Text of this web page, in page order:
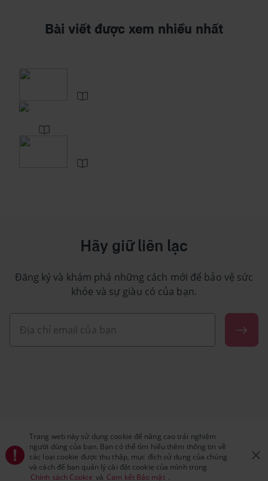
Bài viết được xem nhiều nhất
Hãy giữ liên lạc
Đăng ký và khám phá những cách mới để bảo vệ sức
khỏe và sự giàu có của bạn.
Trang web này sử dụng cookie để nâng cao trải nghiệm
người dùng của bạn. Bạn có thể tìm hiểu thêm thông tin về
các loại cookie được thu thập, mục đích sử dụng của chúng
và cách để bạn quản lý cài đặt cookie của mình trong
Chính sách Cookie và Cam kết Bảo mật .